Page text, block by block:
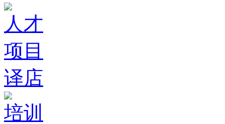
人才
项目
译店
培训